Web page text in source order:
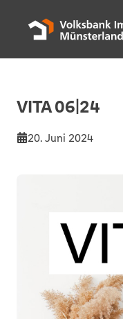
VITA 06|24
20. Juni 2024